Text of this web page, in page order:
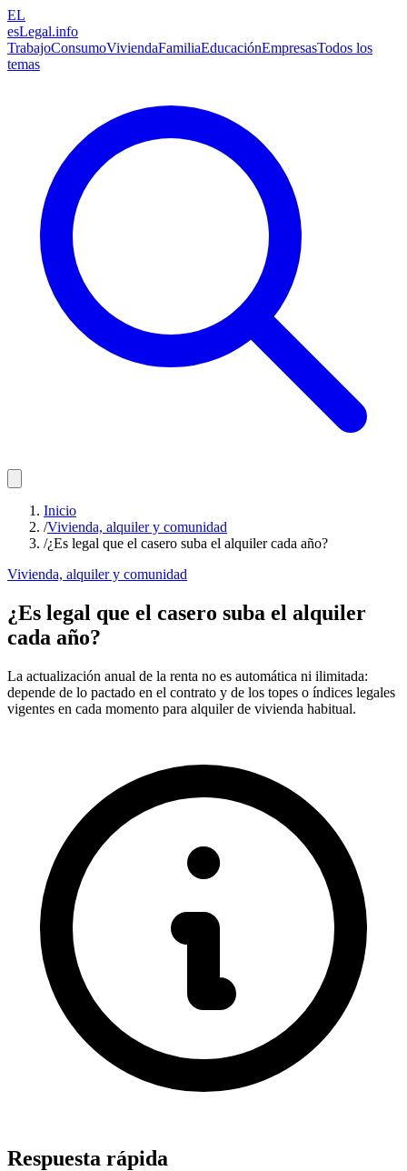
EL
esLegal.info
TrabajoConsumoViviendaFamiliaEducaciónEmpresasTodos los
temas
Inicio
/Vivienda, alquiler y comunidad
/¿Es legal que el casero suba el alquiler cada año?
Vivienda, alquiler y comunidad
¿Es legal que el casero suba el alquiler
cada año?
La actualización anual de la renta no es automática ni ilimitada:
depende de lo pactado en el contrato y de los topes o índices legales
vigentes en cada momento para alquiler de vivienda habitual.
Respuesta rápida